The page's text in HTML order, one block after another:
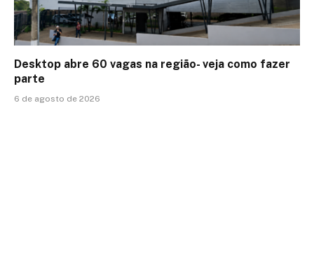
Desktop abre 60 vagas na região- veja como fazer
parte
6 de agosto de 2026